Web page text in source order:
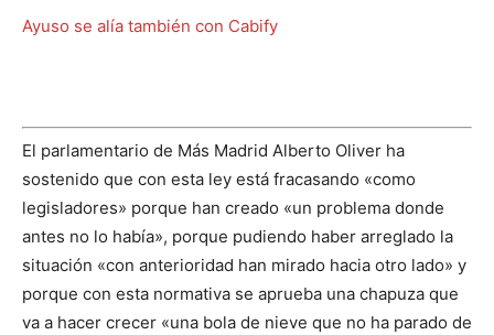
Ayuso se alía también con Cabify
El parlamentario de Más Madrid Alberto Oliver ha
sostenido que con esta ley está fracasando «como
legisladores» porque han creado «un problema donde
antes no lo había», porque pudiendo haber arreglado la
situación «con anterioridad han mirado hacia otro lado» y
porque con esta normativa se aprueba una chapuza que
va a hacer crecer «una bola de nieve que no ha parado de